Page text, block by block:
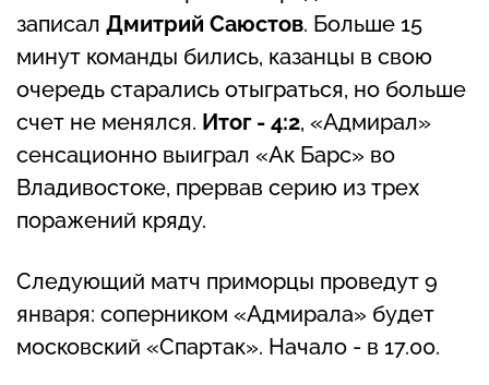
записал Дмитрий Саюстов. Больше 15
минут команды бились, казанцы в свою
очередь старались отыграться, но больше
счет не менялся. Итог - 4:2, «Адмирал»
сенсационно выиграл «Ак Барс» во
Владивостоке, прервав серию из трех
поражений кряду.
Следующий матч приморцы проведут 9
января: соперником «Адмирала» будет
московский «Спартак». Начало - в 17.00.